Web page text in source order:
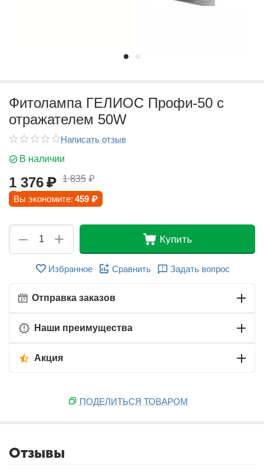
Фитолампа ГЕЛИОС Профи-50 с
отражателем 50W
Написать отзыв
В наличии
1 376₽ 1 835 ₽
Вы экономите: 459 ₽
+
− Купить
Избранное Сравнить Задать вопрос
Отправка заказов
Наши преимущества
Акция
ПОДЕЛИТЬСЯ ТОВАРОМ
Отзывы